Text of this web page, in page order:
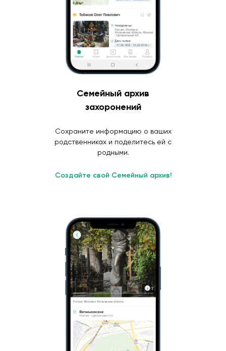
Семейный архив
захоронений
Сохраните информацию о ваших
родственниках и поделитесь ей с
родными.
Создайте свой Семейный архив!